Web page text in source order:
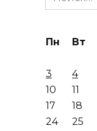
for:
Пн Вт
3
4
10
11
17
18
24
25